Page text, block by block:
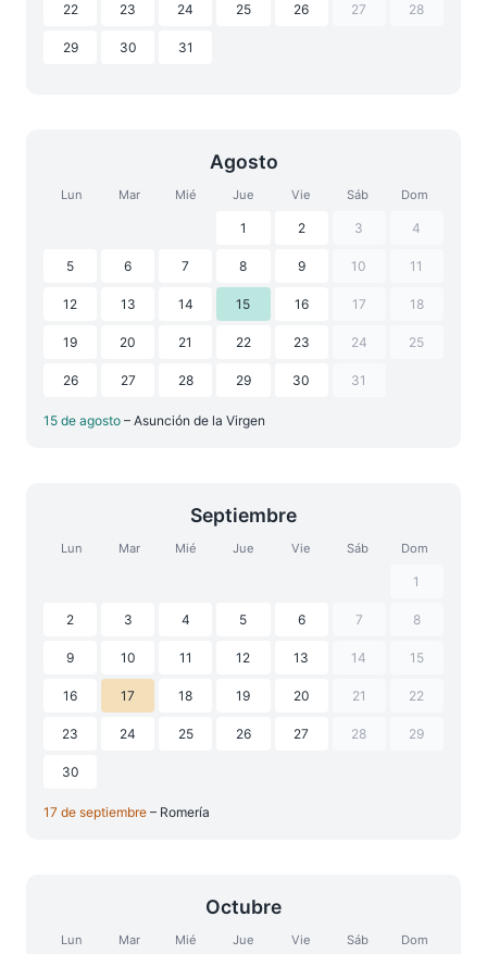
22 23 24 25 26 27 28
29 30 31
Agosto
Lun Mar Mié Jue Vie Sáb Dom
1 2 3 4
5 6 7 8 9 10 11
12 13 14 15 16 17 18
19 20 21 22 23 24 25
26 27 28 29 30 31
15 de agosto – Asunción de la Virgen
Septiembre
Lun Mar Mié Jue Vie Sáb Dom
1
2 3 4 5 6 7 8
9 10 11 12 13 14 15
16 17 18 19 20 21 22
23 24 25 26 27 28 29
30
17 de septiembre – Romería
Octubre
Lun Mar Mié Jue Vie Sáb Dom